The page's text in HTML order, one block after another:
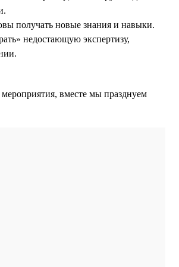
получать новые знания и навыки.
недостающую экспертизу,
вместе мы празднуем